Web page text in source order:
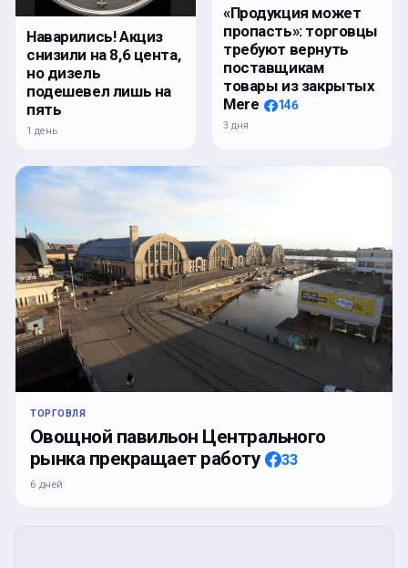
Наварились! Акциз
снизили на 8,6 цента,
но дизель
подешевел лишь на
пять
1 день
«Продукция может
пропасть»: торговцы
требуют вернуть
поставщикам
товары из закрытых
Mere
146
3 дня
ТОРГОВЛЯ
Овощной павильон Центрального
рынка прекращает работу
33
6 дней